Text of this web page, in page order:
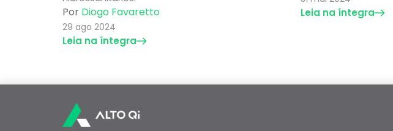
Por Diogo Favaretto
29 ago 2024
Leia na íntegra
Leia na íntegra